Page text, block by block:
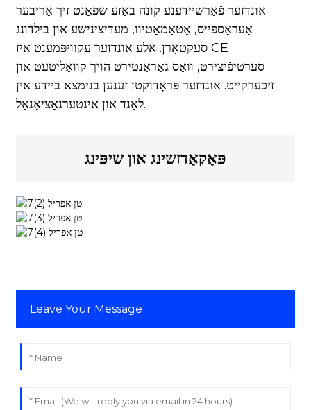
אונדזער פֿאַרשיידענע קונה באַזע שפּאַנט זיך אַריבער
אַעראָספּייס, אָטאָמאָטיוו, מעדיצינישע און בילדונג
סעקטאָרן. אַלע אונדזער עקוויפּמענט איז CE
סערטיפֿיצירט, וואָס גאַראַנטירט הויך קוואַליטעט און
זיכערקייט. אונדזער פּראָדוקטן זענען בנימצא ביידע אין
לאַנד און אינטערנאַציאָנאַל.
פּאַקאַדזשינג און שיפּינג
Leave Your Message